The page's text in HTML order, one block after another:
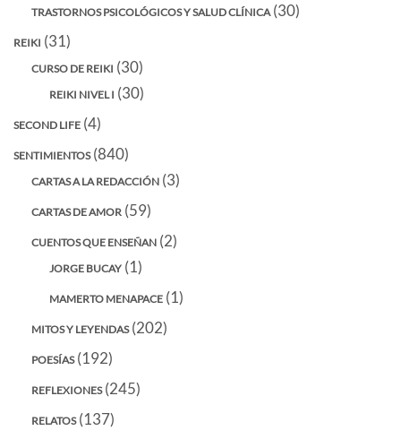
TRASTORNOS PSICOLÓGICOS Y SALUD CLÍNICA (30)
REIKI (31)
CURSO DE REIKI (30)
REIKI NIVEL I (30)
SECOND LIFE (4)
SENTIMIENTOS(840)
CARTAS A LA REDACCIÓN (3)
CARTAS DE AMOR (59)
CUENTOS QUE ENSEÑAN (2)
JORGE BUCAY (1)
MAMERTO MENAPACE (1)
MITOS Y LEYENDAS(202)
POESÍAS(192)
REFLEXIONES(245)
RELATOS(137)